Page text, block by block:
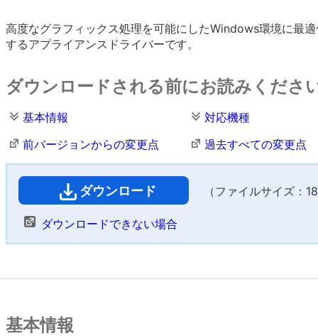
高度なグラフィックス処理を可能にしたWindows環境に最
するアプライアンスドライバーです。
ダウンロードされる前にお読みくださ
基本情報
対応機種
前バージョンからの変更点
過去すべての変更点
ダウンロード （ファイルサイズ：
ダウンロードできない場合
基本情報